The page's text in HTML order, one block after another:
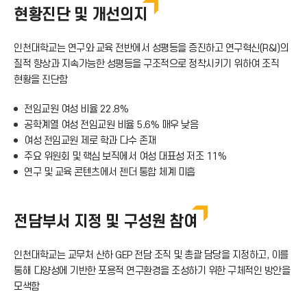
현황진단 및 개선의지
인천대학교는 연구와 교육 전반에서 성평등을 증진하고 연구혁신(R&I)의
질적 향상과 지속가능한 성평등을 구조적으로 정착시키기 위하여 조직
현황을 진단함
전임교원 여성 비율 22.8%
공학계열 여성 전임교원 비율 5.6% 매우 낮음
여성 전임교원 제로 학과 다수 존재
주요 위원회 및 핵심 보직에서 여성 대표성 저조 11%
연구 및 교육 콘텐츠에서 젠더 통합 체계 미흡
전담부서 지정 및 구성원 참여
인천대학교는 교무처 산하 GEP 전담 조직 및 총괄 담당을 지정하고, 이를
통해 다양성에 기반한 포용적 연구환경을 조성하기 위한 구체적인 방안을
모색함